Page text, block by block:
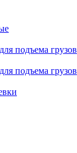
подъема грузов
подъема грузов